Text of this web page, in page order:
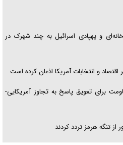
و پهپادی اسرائیل به چند شهرک در
و انتخابات آمریکا اذعان کرده است
برای تعویق پاسخ به تجاوز آمریکایی-